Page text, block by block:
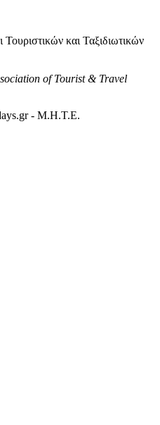
και Ταξιδιωτικών
of Tourist & Travel
- M.H.T.E.